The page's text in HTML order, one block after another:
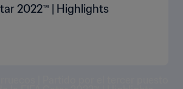
2022™ | Highlights